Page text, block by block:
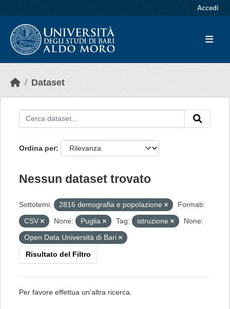
Accedi
Dataset
Ordina per
Nessun dataset trovato
Sottotemi: 2816 demografia e popolazione
Formati:
CSV
None: Puglia Tag: istruzione
None:
Open Data Università di Bari
Risultato del Filtro
Per favore effettua un'altra ricerca.